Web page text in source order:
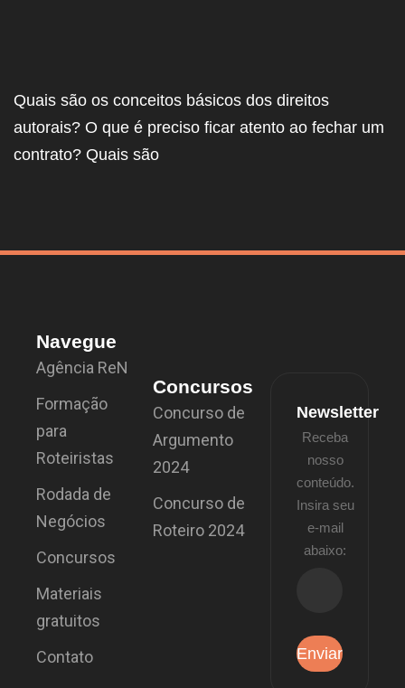
Quais são os conceitos básicos dos direitos
autorais? O que é preciso ficar atento ao fechar um
contrato? Quais são
Navegue
Agência ReN
Formação
para
Roteiristas
Rodada de
Negócios
Concursos
Materiais
gratuitos
Contato
Concursos
Concurso de
Argumento
2024
Concurso de
Roteiro 2024
Newsletter
Receba
nosso
conteúdo.
Insira seu
e-mail
abaixo: